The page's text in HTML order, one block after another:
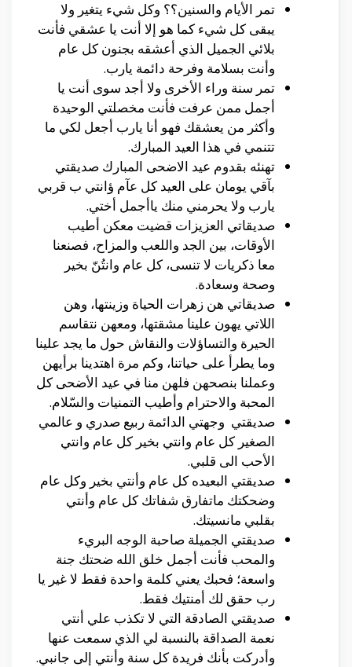
تمر الأيام والسنين؟؟ وكل شيء يتغير ولا
يبقى كل شيء كما هو إلا أنت يا عشقي فأنت
بلائي الجميل الذي أعشقه بجنون كل عام
وأنت بسلامة وفرحة دائمة يارب.
تمر سنة وراء الأخرى ولا أجد سوى أنت يا
أجمل ممن عرفت فأنت مخصلتي الوحيدة
وأكثر من يعشقك فهو أنا يارب أجعل لكي ما
تتنمي في هذا العيد المبارك.
تهنئه بقدوم عيد الاضحى المبارك صديقتي
بآقي يومان على العيد كل عآم ؤانتي ب قربي
يارب ولا يحرمني منك ياأجمل أختي.
صديقاتي العزيزات قضيت معكن أطيب
الأوقات، بين الجد واللعب والمزاح، فصنعنا
معا ذكريات لا تنسى، كل عام وانتُنّ بخير
وصحة وسعادة.
صديقاتي هن زهرات الحياة وزينتها، وهن
اللاتي يهون علينا مشقتها، ومعهن نتقاسم
الحيرة والتساؤلات والنقاش حول ما يجد علينا
وما يطرأ على حياتنا، وكم مرة اهتدينا برأيهن
وعملنا بنصحهن فلهن منا في عيد الأضحى كل
المحبة والاحترام وأطيب التمنيات والسّلام.
صديقتي وجهتي الدائمة ربيع صدري و عالمي
الصغير كل عام وانتي بخير كل عام وانتي
الأحب الى قلبي.
صديقتي البعيده كل عام وأنتي بخير وكل عام
وضحكتك ماتفارق شفاتك كل عام وأنتي
بقلبي مانسيتك.
صديقتي الجميلة صاحبة الوجه البريء
والمحب فأنت أجمل خلق الله ضحتك جنة
واسعة؛ فحبك يعني كلمة واحدة فقط لا غير يا
رب حقق لك أمنتيك فقط.
صديقتي الصادقة التي لا تكذب علي أنتي
نعمة الصداقة بالنسبة لي الذي سمعت عنها
وأدركت بأنك فريدة كل سنة وأنتي إلى جانبي.